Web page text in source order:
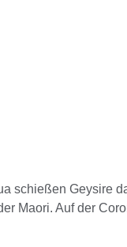
schießen Geysire
Maori. Auf der